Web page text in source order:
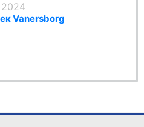
Vanersborg